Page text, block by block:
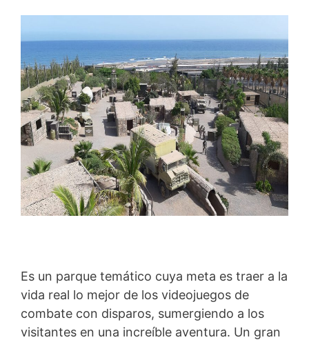
Es un parque temático cuya meta es traer a la
vida real lo mejor de los videojuegos de
combate con disparos, sumergiendo a los
visitantes en una increíble aventura. Un gran